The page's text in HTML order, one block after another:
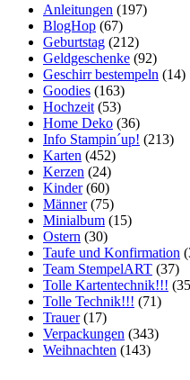
Anleitungen (197)
BlogHop (67)
Geburtstag (212)
Geldgeschenke (92)
Geschirr bestempeln (14)
Goodies (163)
Hochzeit (53)
Home Deko (36)
Info Stampin´up! (213)
Karten (452)
Kerzen (24)
Kinder(60)
Männer(75)
Minialbum (15)
Ostern (30)
Taufe und Konfirmation
Team StempelART (37)
Tolle Kartentechnik!!!
Tolle Technik!!! (71)
Trauer(17)
Verpackungen (343)
Weihnachten (143)